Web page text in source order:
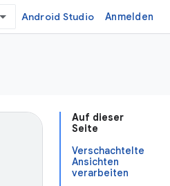
Android Studio Anmelden
Auf dieser
Seite
Verschachtelte
Ansichten
verarbeiten